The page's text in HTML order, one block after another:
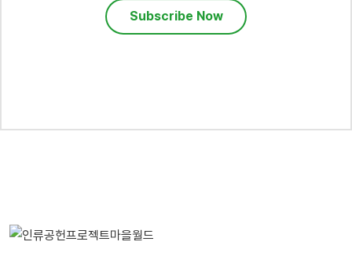
Subscribe Now